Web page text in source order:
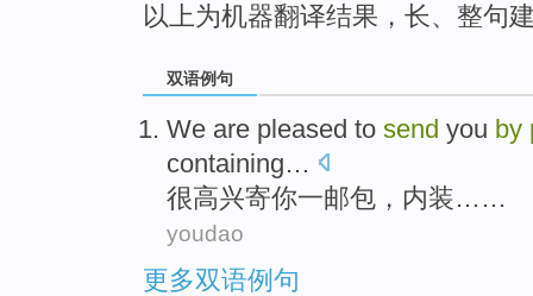
以上为机器翻译结果，长、整句
双语例句
We are pleased to send you by
containing…
很高兴寄你一邮包，内装……
youdao
更多双语例句